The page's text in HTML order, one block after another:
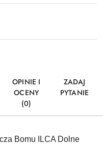
OPINIE I
OCENY
(0)
ZADAJ
PYTANIE
Bomu ILCA Dolne